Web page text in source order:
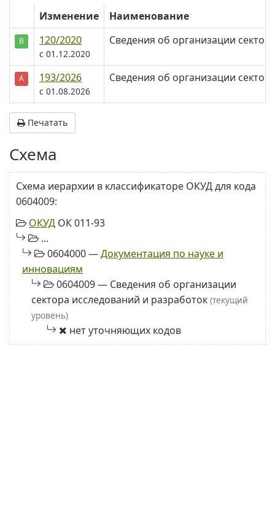
Изменение
Наименование
В 120/2020
c 01.12.2020
Сведения об организации
А 193/2026
c 01.08.2026
Сведения об организации
Печатать
Схема
Схема иерархии в классификаторе ОКУД для кода
0604009:
ОКУД ОК 011-93
...
0604000 —Документация по науке и
инновациям
0604009 — Сведения об организации
сектора исследований и разработок (текущий
уровень)
нет уточняющих кодов